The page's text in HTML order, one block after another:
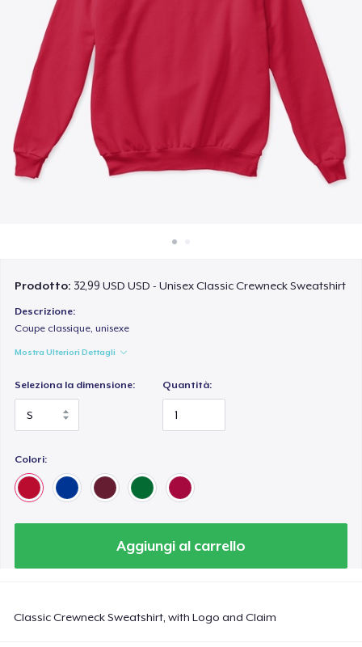
Prodotto: 32,99 USD USD - Unisex Classic Crewneck Sweatshirt
Descrizione:
Coupe classique, unisexe
Mostra Ulteriori Dettagli
Seleziona la dimensione: Quantità:
Colori:
Aggiungi al carrello
Classic Crewneck Sweatshirt, with Logo and Claim